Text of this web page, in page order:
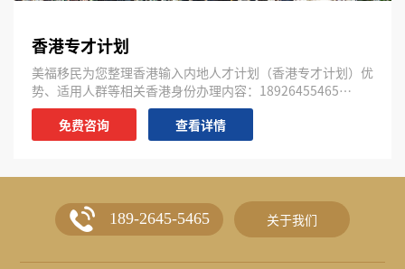
香港专才计划
美福移民为您整理香港输入内地人才计划（香港专才计划）优
势、适用人群等相关香港身份办理内容：18926455465…
免费咨询
查看详情
189-2645-5465 关于我们